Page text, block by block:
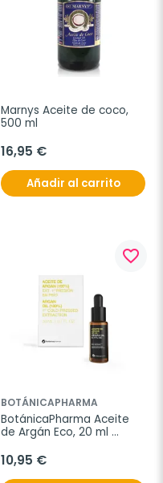
Marnys Aceite de coco,
500 ml
16,95 €
Añadir al carrito
favorite_border
BOTÁNICAPHARMA
BotánicaPharma Aceite
de Argán Eco, 20 ml
10,95 €